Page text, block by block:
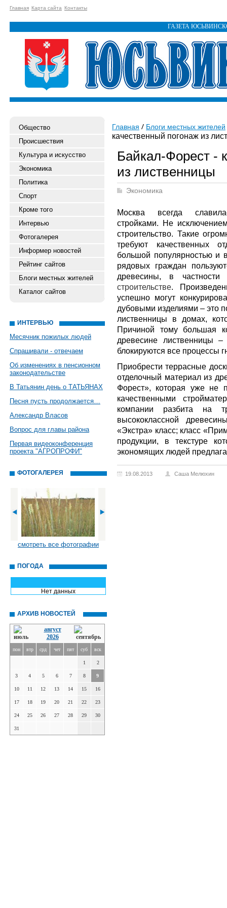
Главная Карта сайта Контакты
ГАЗЕТА
Общество
Происшествия
Культура и искусство
Экономика
Политика
Спорт
Кроме того
Интервью
Фотогалерея
Информер новостей
Рейтинг сайтов
Блоги местных жителей
Каталог сайтов
ИНТЕРВЬЮ
Месячник пожилых людей
Спрашивали - отвечаем
Об изменениях в пенсионном
законодательстве
В Татьянин день о ТАТЬЯНАХ
Песня пусть продолжается…
Александр Власов
Вопрос для главы района
Первая видеоконференция
проекта "АГРОПРОФИ"
ФОТОГАЛЕРЕЯ
смотреть все фотографии
ПОГОДА
Нет данных
АРХИВ НОВОСТЕЙ
август
2026
пон втр срд чет пят суб вск
1 2
3 4 5 6 7 8 9
10 11 12 13 14 15 16
17 18 19 20 21 22 23
24 25 26 27 28 29 30
31
Главная Блоги местных жителей
качественный погонаж из
Байкал-Форест -
из лиственницы
Экономика
Москва всегда
стройками. Не
строительство. Такие
требуют качественных
большой популярностью и
рядовых граждан
древесины, в
строительстве.
успешно могут
дубовыми изделиями – это
лиственницы в домах,
Причиной тому большая
древесине лиственницы
блокируются все процессы
Приобрести террасные
отделочный материал из
Форест», которая уже не
качественными
компании разбита на
высококлассной
«Экстра» класс; класс
продукции, в текстуре
экономящих людей
19.08.2013 Саша Мелюхин